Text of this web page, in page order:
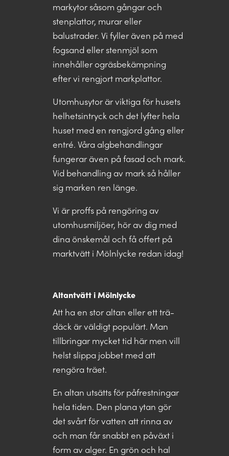
markytor såsom gångar och
stenplattor, murar eller
balustrader. Vi fyller även på med
fogsand eller stenmjöl som
innehåller ogräsbekämpning
efter vi rengjort markplattor.
Utomhusytor är viktiga för husets
helhetsintryck och det lyfter hela
huset med en rengjord gång eller
entré. Våra algbehandlingar
fungerar även på fasad och mark.
Vid behandling av mark så håller
sig marken ren länge.
Vi är proffs på rengöring av
utomhusmiljöer, hör av dig med
dina önskemål och få offert på
marktvätt i Mölnlycke redan idag!
Altantvätt i Mölnlycke
Att ha en stor altan eller ett trä-
däck är väldigt populärt. Man
tillbringar mycket tid här men vill
helst slippa jobbet med att
rengöra träet.
En altan utsätts för påfrestningar
hela tiden. Den plana ytan gör
det svårt för vatten att rinna av
och man får snabbt en påväxt i
form av alger. En grön och hal